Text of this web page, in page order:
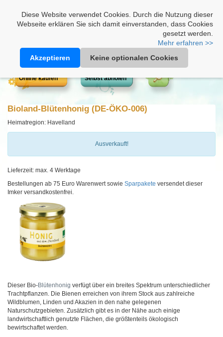
Diese Website verwendet Cookies. Durch die Nutzung dieser
Webseite erklären Sie sich damit einverstanden, dass Cookies
gesetzt werden.
Mehr erfahren >>
Akzeptieren
Keine optionalen Cookies
Online kaufen Selbst abholen
Bioland-Blütenhonig (DE-ÖKO-006)
Heimatregion: Havelland
Ausverkauft!
Lieferzeit: max. 4 Werktage
Bestellungen ab 75 Euro Warenwert sowie Sparpakete versendet dieser
Imker versandkostenfrei.
Dieser Bio-Blütenhonig verfügt über ein breites Spektrum unterschiedlicher
Trachtpflanzen. Die Bienen erreichen von ihrem Stock aus zahlreiche
Wildblumen, Linden und Akazien in den nahe gelegenen
Naturschutzgebieten. Zusätzlich gibt es in der Nähe auch einige
landwirtschaftlich genutzte Flächen, die größtenteils ökologisch
bewirtschaftet werden.